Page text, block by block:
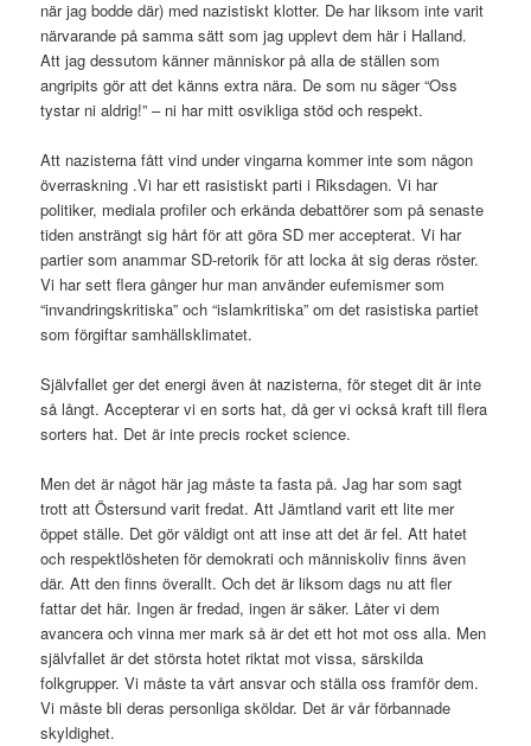
när jag bodde där) med nazistiskt klotter. De har liksom inte varit
närvarande på samma sätt som jag upplevt dem här i Halland.
Att jag dessutom känner människor på alla de ställen som
angripits gör att det känns extra nära. De som nu säger “Oss
tystar ni aldrig!” – ni har mitt osvikliga stöd och respekt.
Att nazisterna fått vind under vingarna kommer inte som någon
överraskning .Vi har ett rasistiskt parti i Riksdagen. Vi har
politiker, mediala profiler och erkända debattörer som på senaste
tiden ansträngt sig hårt för att göra SD mer accepterat. Vi har
partier som anammar SD-retorik för att locka åt sig deras röster.
Vi har sett flera gånger hur man använder eufemismer som
“invandringskritiska” och “islamkritiska” om det rasistiska partiet
som förgiftar samhällsklimatet.
Självfallet ger det energi även åt nazisterna, för steget dit är inte
så långt. Accepterar vi en sorts hat, då ger vi också kraft till flera
sorters hat. Det är inte precis rocket science.
Men det är något här jag måste ta fasta på. Jag har som sagt
trott att Östersund varit fredat. Att Jämtland varit ett lite mer
öppet ställe. Det gör väldigt ont att inse att det är fel. Att hatet
och respektlösheten för demokrati och människoliv finns även
där. Att den finns överallt. Och det är liksom dags nu att fler
fattar det här. Ingen är fredad, ingen är säker. Låter vi dem
avancera och vinna mer mark så är det ett hot mot oss alla. Men
självfallet är det största hotet riktat mot vissa, särskilda
folkgrupper. Vi måste ta vårt ansvar och ställa oss framför dem.
Vi måste bli deras personliga sköldar. Det är vår förbannade
skyldighet.